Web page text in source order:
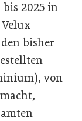
bis 2025 in
bisher
von